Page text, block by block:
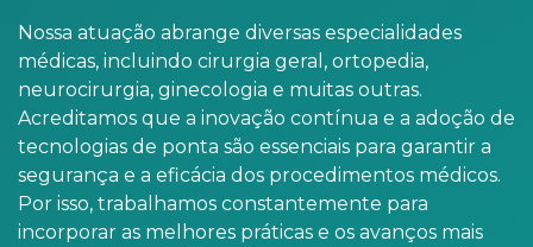
Nossa atuação abrange diversas especialidades
médicas, incluindo cirurgia geral, ortopedia,
neurocirurgia, ginecologia e muitas outras.
Acreditamos que a inovação contínua e a adoção de
tecnologias de ponta são essenciais para garantir a
segurança e a eficácia dos procedimentos médicos.
Por isso, trabalhamos constantemente para
incorporar as melhores práticas e os avanços mais